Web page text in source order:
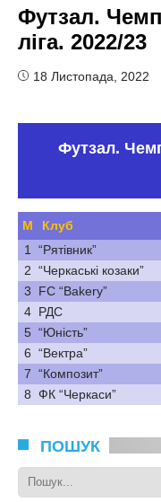
Футзал.
ліга. 2022/23
18 Листопада, 2022
Футзал.
М Клуб
1
“Рятівник”
2 “Черкаські козаки”
3
FC “Bakery”
4 РДС
5 “Юність”
6 “Вектра”
7 “Композит”
8 ФК “Черкаси”
ПОШУК